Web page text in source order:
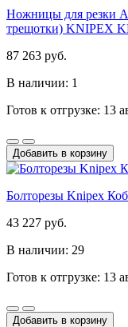
Ножницы для резки
трещотки) KNIPEX
87 263 руб.
В наличии: 1
Готов к отгрузке: 13
Добавить в корзину
Болторезы Knipex
43 227 руб.
В наличии: 29
Готов к отгрузке: 13
Добавить в корзину